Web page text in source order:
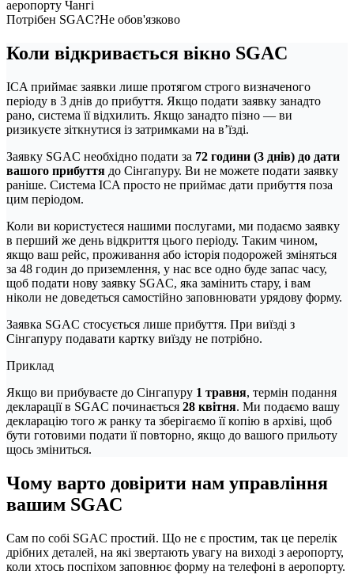
аеропорту Чангі
Потрібен SGAC?Не обов'язково
Коли відкривається вікно SGAC
ICA приймає заявки лише протягом строго визначеного
періоду в 3 днів до прибуття. Якщо подати заявку занадто
рано, система її відхилить. Якщо занадто пізно — ви
ризикуєте зіткнутися із затримками на в’їзді.
Заявку SGAC необхідно подати за 72 години (3 днів) до дати
вашого прибуття до Сінгапуру. Ви не можете подати заявку
раніше. Система ICA просто не приймає дати прибуття поза
цим періодом.
Коли ви користуєтеся нашими послугами, ми подаємо заявку
в перший же день відкриття цього періоду. Таким чином,
якщо ваш рейс, проживання або історія подорожей зміняться
за 48 годин до приземлення, у нас все одно буде запас часу,
щоб подати нову заявку SGAC, яка замінить стару, і вам
ніколи не доведеться самостійно заповнювати урядову форму.
Заявка SGAC стосується лише прибуття. При виїзді з
Сінгапуру подавати картку виїзду не потрібно.
Приклад
Якщо ви прибуваєте до Сінгапуру 1 травня, термін подання
декларації в SGAC починається 28 квітня. Ми подаємо вашу
декларацію того ж ранку та зберігаємо її копію в архіві, щоб
бути готовими подати її повторно, якщо до вашого прильоту
щось зміниться.
Чому варто довірити нам управління
вашим SGAC
Сам по собі SGAC простий. Що не є простим, так це перелік
дрібних деталей, на які звертають увагу на виході з аеропорту,
коли хтось поспіхом заповнює форму на телефоні в аеропорту.